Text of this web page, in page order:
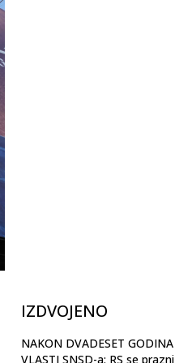
IZDVOJENO
NAKON DVADESET GODINA
VLASTI SNSD-a: RS se prazni